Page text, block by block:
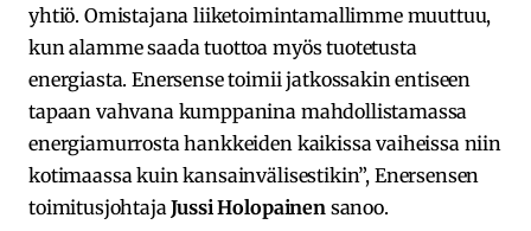
yhtiö. Omistajana liiketoimintamallimme muuttuu,
kun alamme saada tuottoa myös tuotetusta
energiasta. Enersense toimii jatkossakin entiseen
tapaan vahvana kumppanina mahdollistamassa
energiamurrosta hankkeiden kaikissa vaiheissa niin
kotimaassa kuin kansainvälisestikin”, Enersensen
toimitusjohtajaJussi Holopainen sanoo.